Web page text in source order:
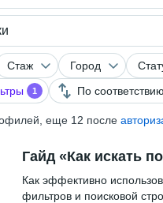
Стаж Город
1 По соответствию
еще 12 после
Гайд «Как искать
Как эффективно
фильтров и поисковой